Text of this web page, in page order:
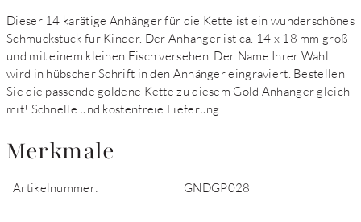
Dieser 14 karätige Anhänger für die Kette ist ein wunderschönes
Schmuckstück für Kinder. Der Anhänger ist ca. 14 x 18 mm groß
und mit einem kleinen Fisch versehen. Der Name Ihrer Wahl
wird in hübscher Schrift in den Anhänger eingraviert. Bestellen
Sie die passende goldene Kette zu diesem Gold Anhänger gleich
mit! Schnelle und kostenfreie Lieferung.
Merkmale
Artikelnummer: GNDGP028